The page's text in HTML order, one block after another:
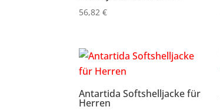
56,82€
Antartida Softshelljacke für
Herren